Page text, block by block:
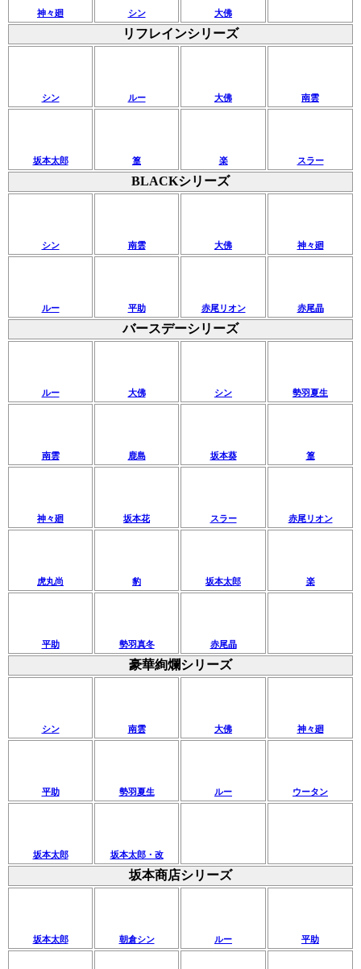
神々廻 シン 大佛
リフレインシリーズ
シン ルー 大佛 南雲
坂本太郎 篁 楽 スラー
BLACKシリーズ
シン 南雲 大佛 神々廻
ルー 平助 赤尾リオン 赤尾晶
バースデーシリーズ
ルー 大佛 シン 勢羽夏生
南雲 鹿島 坂本葵 篁
神々廻 坂本花 スラー 赤尾リオン
虎丸尚 豹 坂本太郎 楽
平助 勢羽真冬 赤尾晶
豪華絢爛シリーズ
シン 南雲 大佛 神々廻
平助 勢羽夏生 ルー ウータン
坂本太郎 坂本太郎・改
坂本商店シリーズ
坂本太郎 朝倉シン ルー 平助